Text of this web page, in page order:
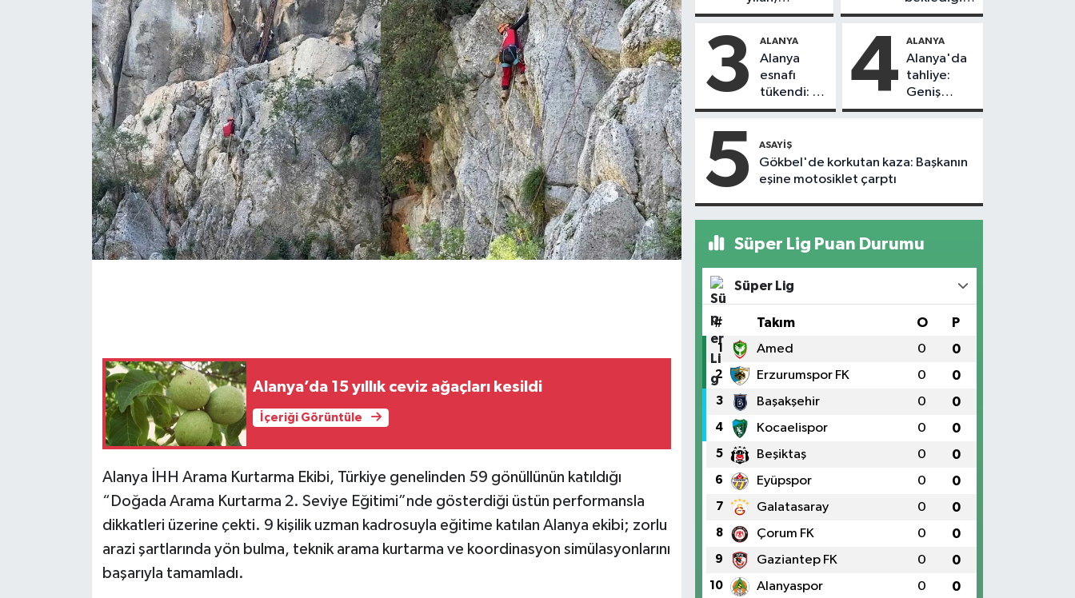
Alanya’da 15 yıllık ceviz ağaçları kesildi
İçeriği Görüntüle
Alanya İHH Arama Kurtarma Ekibi, Türkiye genelinden 59 gönüllünün katıldığı
“Doğada Arama Kurtarma 2. Seviye Eğitimi”nde gösterdiği üstün performansla
dikkatleri üzerine çekti. 9 kişilik uzman kadrosuyla eğitime katılan Alanya ekibi; zorlu
arazi şartlarında yön bulma, teknik arama kurtarma ve koordinasyon simülasyonlarını
başarıyla tamamladı.
vatandaşı
yol askıdan
3 ALANYA
Alanya
esnafı
tükendi: 1
ayda 150
kapandı
4 ALANYA
Alanya'da
tahliye:
Geniş
güvenlik
5 ASAYIŞ
Gökbel'de korkutan kaza: Başkanın
eşine motosiklet çarptı
Süper Lig Puan Durumu
Süper Lig
# Takım O P
1 Amed 0 0
2 Erzurumspor FK 0 0
3 Başakşehir 0 0
4 Kocaelispor 0 0
5 Beşiktaş 0 0
6 Eyüpspor 0 0
7 Galatasaray 0 0
8 Çorum FK 0 0
9 Gaziantep FK 0 0
10 Alanyaspor 0 0